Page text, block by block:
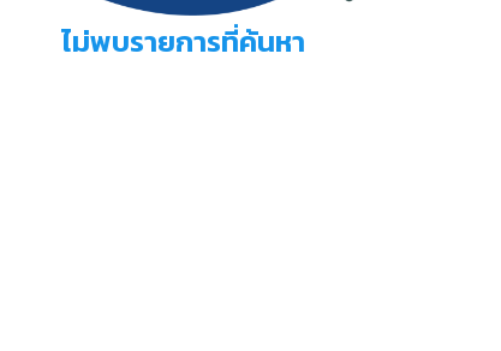
ไม่พบรายการที่ค้นหา